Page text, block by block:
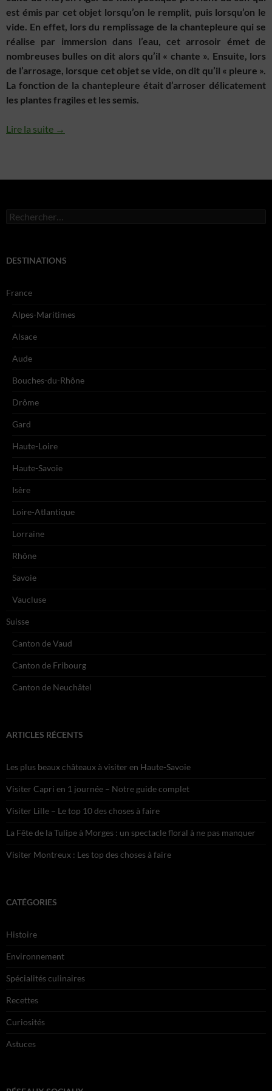
est émis par cet objet lorsqu’on le remplit, puis lorsqu’on le
vide. En effet, lors du remplissage de la chantepleure qui se
réalise par immersion dans l’eau, cet arrosoir émet de
nombreuses bulles on dit alors qu’il « chante ». Ensuite, lors
de l’arrosage, lorsque cet objet se vide, on dit qu’il « pleure ».
La fonction de la chantepleure était d’arroser délicatement
les plantes fragiles et les semis.
Lire la suite →
Rechercher :
DESTINATIONS
France
Alpes-Maritimes
Alsace
Aude
Bouches-du-Rhône
Drôme
Gard
Haute-Loire
Haute-Savoie
Isère
Loire-Atlantique
Lorraine
Rhône
Savoie
Vaucluse
Suisse
Canton de Vaud
Canton de Fribourg
Canton de Neuchâtel
ARTICLES RÉCENTS
Les plus beaux châteaux à visiter en Haute-Savoie
Visiter Capri en 1 journée – Notre guide complet
Visiter Lille – Le top 10 des choses à faire
La Fête de la Tulipe à Morges : un spectacle floral à ne pas manquer
Visiter Montreux : Les top des choses à faire
CATÉGORIES
Histoire
Environnement
Spécialités culinaires
Recettes
Curiosités
Astuces